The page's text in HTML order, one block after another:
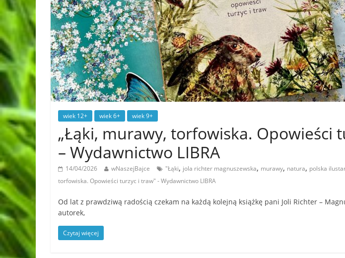
wiek 12+ wiek 6+ wiek 9+
„Łąki, murawy, torfowiska. Opowieści
– Wydawnictwo LIBRA
14/04/2026 wNaszejBajce "Łąki, jola richter magnuszewska, murawy, natura, polska
torfowiska. Opowieści turzyc i traw" - Wydawnictwo LIBRA
Od lat z prawdziwą radością czekam na każdą kolejną książkę pani Joli Richter –
autorek,
Czytaj więcej